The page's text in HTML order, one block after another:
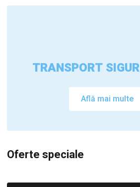
TRANSPORT
Află mai multe
Oferte speciale